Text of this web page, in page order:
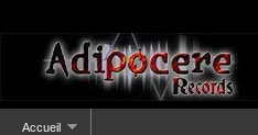
Accueil